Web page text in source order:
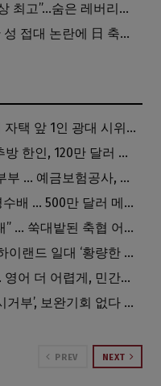
JP모건 다이먼 “신용융자 역사상 최고”…숨은 레버리지 경고
“우리 심판 이름 나왔다”… 심판 성 접대 논란에 日 축구계 발칵
[화제] “내 돈 갚아라” 김원석씨 자택 앞 1인 광대 시위 … 한인 투자사, “108만 달러 못받아”
위조여권으로 미국 재입국한 추방 한인, 120만 달러 은행 사기 행각
’10억 빚’ 안갚고 미국 온 한인 부부 … 예금보험공사, 미국서 소송
연방 당국, LA 한인 간호사 지명수배 … 500만 달러 메디캐어 사기, 선고 직전 한국 도주
[충격] “외국인 심판들에 성접대” … 쑥대밭된 축협 어디까지 추락하나
칙필레마저 문 닫았다 … 선셋·하이랜드 일대 ‘황량한 거리’로
[이민]시민권 시험 확 바뀐다 … 영어 더 어렵게, 민간시험 도입 추진
[이민] 영주권 서류 빠지면 ‘즉시거부’, 보완기회 없다 … 이민심사 8월부터 확 바뀐다
PREV NEXT